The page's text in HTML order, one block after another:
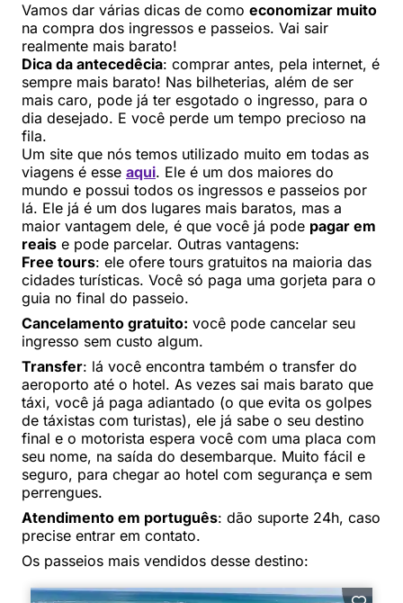
Vamos dar várias dicas de como economizar muito
na compra dos ingressos e passeios. Vai sair
realmente mais barato!
Dica da antecedêcia: comprar antes, pela internet, é
sempre mais barato! Nas bilheterias, além de ser
mais caro, pode já ter esgotado o ingresso, para o
dia desejado. E você perde um tempo precioso na
fila.
Um site que nós temos utilizado muito em todas as
viagens é esse aqui. Ele é um dos maiores do
mundo e possui todos os ingressos e passeios por
lá. Ele já é um dos lugares mais baratos, mas a
maior vantagem dele, é que você já pode pagar em
reais e pode parcelar. Outras vantagens:
Free tours: ele ofere tours gratuitos na maioria das
cidades turísticas. Você só paga uma gorjeta para o
guia no final do passeio.
Cancelamento gratuito: você pode cancelar seu
ingresso sem custo algum.
Transfer: lá você encontra também o transfer do
aeroporto até o hotel. As vezes sai mais barato que
táxi, você já paga adiantado (o que evita os golpes
de táxistas com turistas), ele já sabe o seu destino
final e o motorista espera você com uma placa com
seu nome, na saída do desembarque. Muito fácil e
seguro, para chegar ao hotel com segurança e sem
perrengues.
Atendimento em português: dão suporte 24h, caso
precise entrar em contato.
Os passeios mais vendidos desse destino: